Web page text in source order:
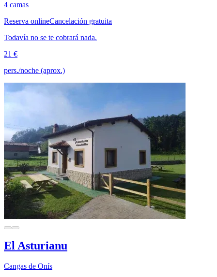
4 camas
Reserva onlineCancelación gratuita
Todavía no se te cobrará nada.
21 €
pers./noche (aprox.)
El Asturianu
Cangas de Onís